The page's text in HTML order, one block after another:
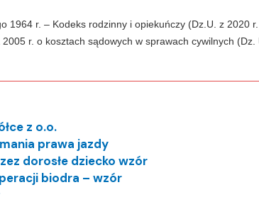
1964 r. – Kodeks rodzinny i opiekuńczy (Dz.U. z 2020 r.
r. o kosztach sądowych w sprawach cywilnych
z o.o.
prawa jazdy
dorosłe dziecko wzór
biodra – wzór